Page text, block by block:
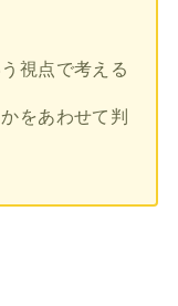
視点で考える
をあわせて判